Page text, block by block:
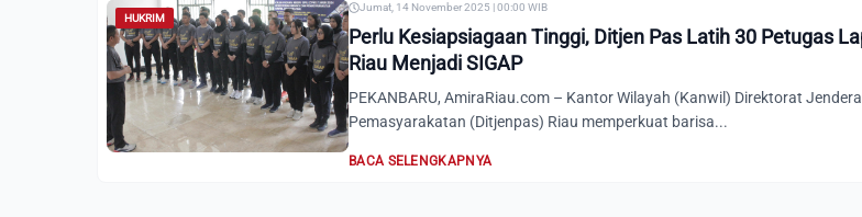
HUKRIM
Jumat, 14 November 2025 | 00:00 WIB
Perlu Kesiapsiagaan Tinggi, Ditjen Pas Latih 30 Petugas
Riau Menjadi SIGAP
PEKANBARU, AmiraRiau.com – Kantor Wilayah (Kanwil) Direktorat Jenderal
Pemasyarakatan (Ditjenpas) Riau memperkuat barisa...
BACA SELENGKAPNYA